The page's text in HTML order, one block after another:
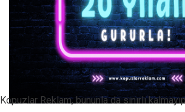
Kopuzlar Reklam, bununla da sınırlı